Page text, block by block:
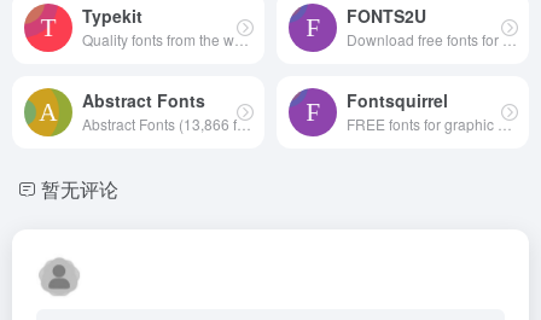
Typekit
Quality fonts from the world’s best foundries.
FONTS2U
Download free fonts for Windows and Macintosh.
Abstract Fonts
Abstract Fonts (13,866 free fonts)
Fontsquirrel
FREE fonts for graphic designers
暂无评论